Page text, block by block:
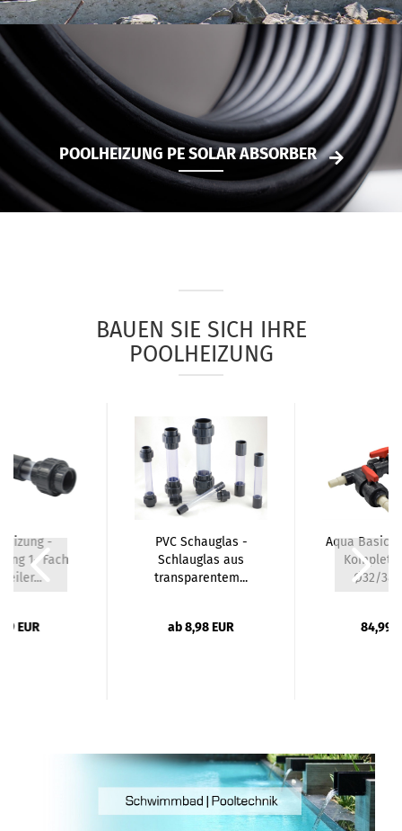
POOLHEIZUNG PE SOLAR ABSORBER
BAUEN SIE SICH IHRE
POOLHEIZUNG
-
1- Fach
EUR
PVC Schauglas -
Schlauglas aus
transparentem...
ab 8,98 EUR
Aqua Basic
Ø32/
84,99